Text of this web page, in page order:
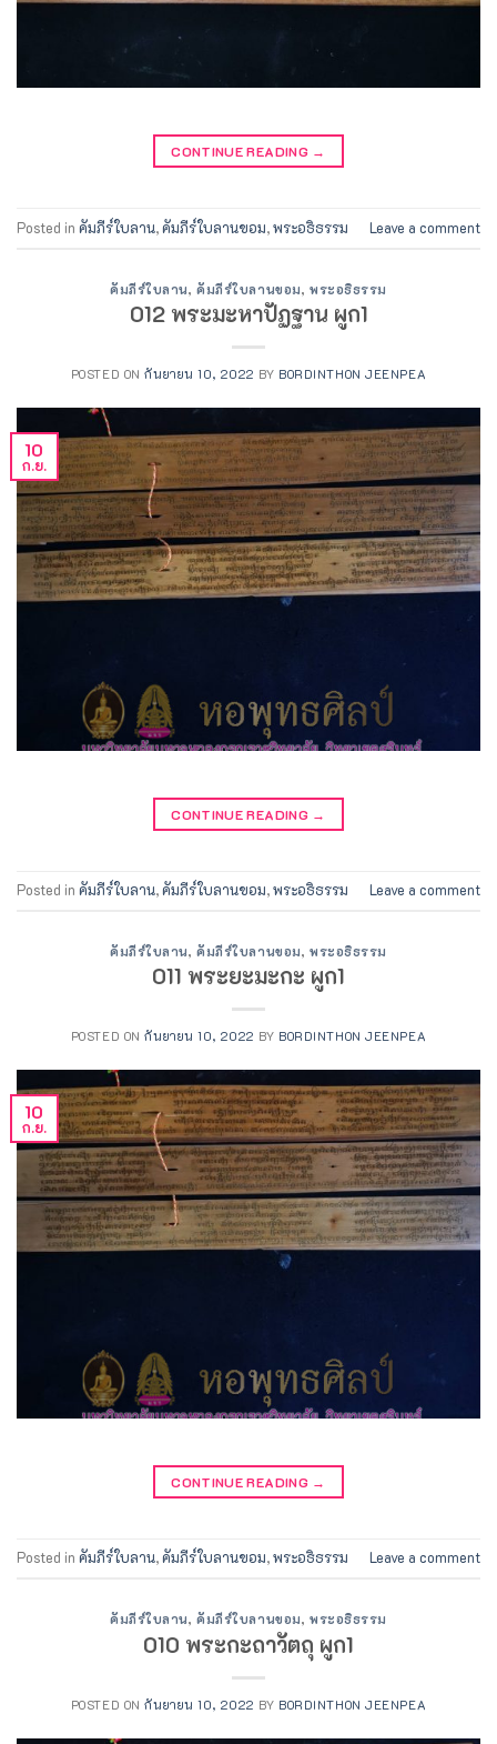
CONTINUE READING →
Posted in คัมภีร์ใบลาน,คัมภีร์ใบลานขอม,พระอธิธรรม Leave a comment
คัมภีร์ใบลาน,คัมภีร์ใบลานขอม, พระอธิธรรม
012 พระมะหาปัฏฐาน ผูก1
POSTED ONกันยายน 10, 2022 BY BORDINTHON JEENPEA
10
ก.ย.
CONTINUE READING →
Posted in คัมภีร์ใบลาน,คัมภีร์ใบลานขอม,พระอธิธรรม Leave a comment
คัมภีร์ใบลาน,คัมภีร์ใบลานขอม, พระอธิธรรม
011 พระยะมะกะ ผูก1
POSTED ONกันยายน 10, 2022 BY BORDINTHON JEENPEA
10
ก.ย.
CONTINUE READING →
Posted in คัมภีร์ใบลาน,คัมภีร์ใบลานขอม,พระอธิธรรม Leave a comment
คัมภีร์ใบลาน,คัมภีร์ใบลานขอม, พระอธิธรรม
010 พระกะถาวัตถุ ผูก1
POSTED ONกันยายน 10, 2022 BY BORDINTHON JEENPEA